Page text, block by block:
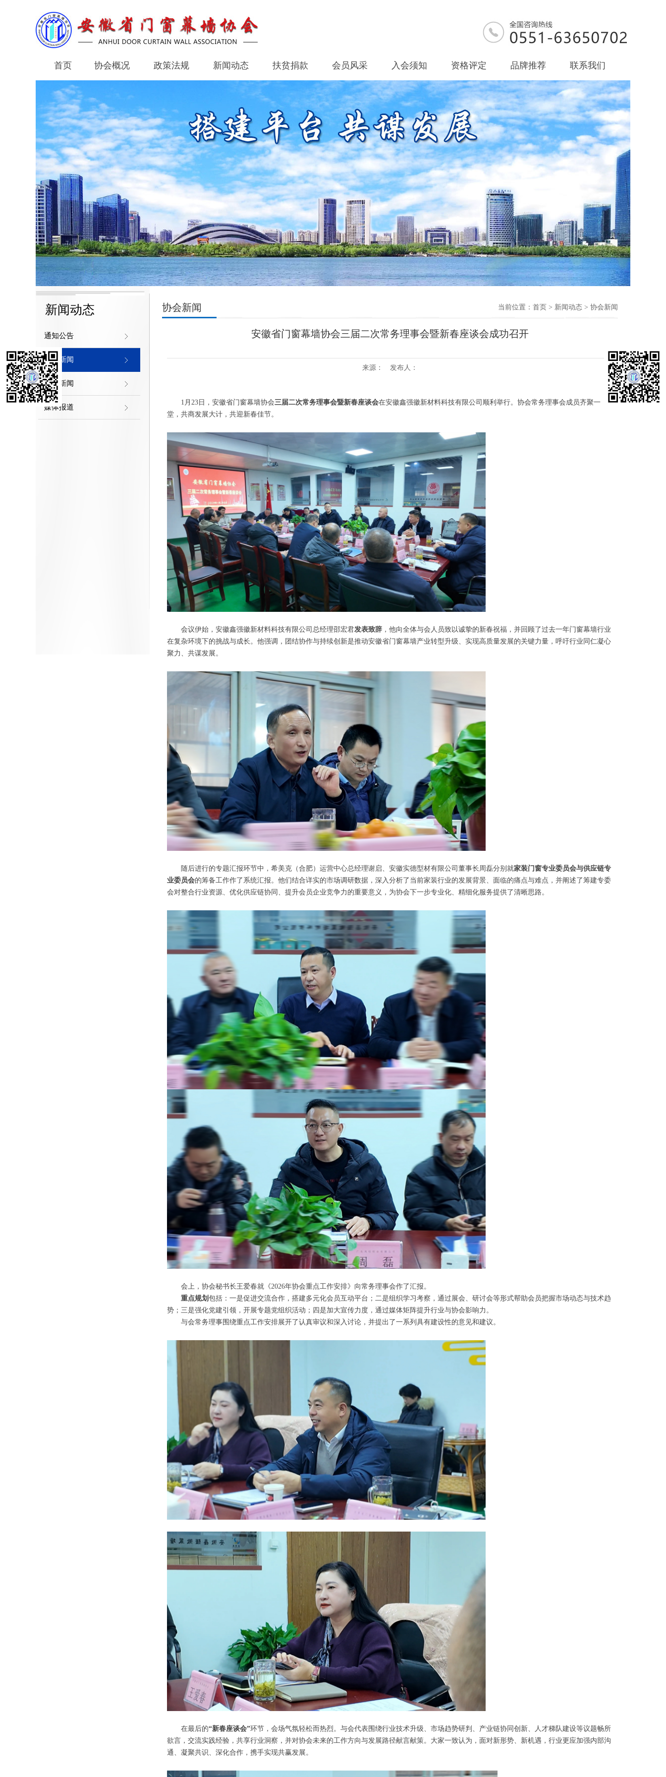
首页
首页
协会概况
协会概况
政策法规 新闻动态
新闻动态
扶贫捐款
扶贫捐款
会员风采
会员风采
入会须知
入会须知
资格评定
资格评定
品牌推荐
品牌推荐
联系我们
联系我们
新闻动态
通知公告
协会新闻
行业新闻
媒体报道
协会新闻 当前位置： 首页 > 新闻动态 > 协会新闻
安徽省门窗幕墙协会三届二次常务理事会暨新春座谈会成功召开
来源： 发布人：
1月23日，安徽省门窗幕墙协会三届二次常务理事会暨新春座谈会在安徽鑫强徽新材料科技有限公司顺利举行。协会常务理事会成员齐聚一
堂，共商发展大计，共迎新春佳节。
会议伊始，安徽鑫强徽新材料科技有限公司总经理邵宏君发表致辞 ，他向全体与会人员致以诚挚的新春祝福，并回顾了过去一年门窗幕墙行业
在复杂环境下的挑战与成长。他强调，团结协作与持续创新是推动安徽省门窗幕墙产业转型升级、实现高质量发展的关键力量，呼吁行业同仁凝心
聚力、共谋发展。
随后进行的专题汇报环节中，希美克（合肥）运营中心总经理谢启、安徽实德型材有限公司董事长周磊分别就家装门窗专业委员会与供应链专
业委员会的筹备工作作了系统汇报。他们结合详实的市场调研数据，深入分析了当前家装行业的发展背景、面临的痛点与难点，并阐述了筹建专委
会对整合行业资源、优化供应链协同、提升会员企业竞争力的重要意义，为协会下一步专业化、精细化服务提供了清晰思路。
会上，协会秘书长王爱春就《2026年协会重点工作安排》向常务理事会作了汇报。
重点规划 包括：一是促进交流合作，搭建多元化会员互动平台；二是组织学习考察，通过展会、研讨会等形式帮助会员把握市场动态与技术趋
势；三是强化党建引领，开展专题党组织活动；四是加大宣传力度，通过媒体矩阵提升行业与协会影响力。
与会常务理事围绕重点工作安排展开了认真审议和深入讨论，并提出了一系列具有建设性的意见和建议。
在最后的“新春座谈会”环节，会场气氛轻松而热烈。与会代表围绕行业技术升级、市场趋势研判、产业链协同创新、人才梯队建设等议题畅所
欲言，交流实践经验，共享行业洞察，并对协会未来的工作方向与发展路径献言献策。大家一致认为，面对新形势、新机遇，行业更应加强内部沟
通、凝聚共识、深化合作，携手实现共赢发展。